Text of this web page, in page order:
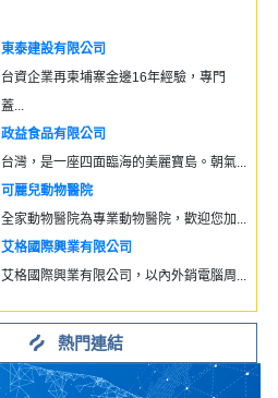
東泰建設有限公司
台資企業再柬埔寨金邊16年經驗，專門
蓋...
政益食品有限公司
台灣，是一座四面臨海的美麗寶島。朝氣...
可麗兒動物醫院
全家動物醫院為專業動物醫院，歡迎您加...
艾格國際興業有限公司
艾格國際興業有限公司，以內外銷電腦周...
熱門連結